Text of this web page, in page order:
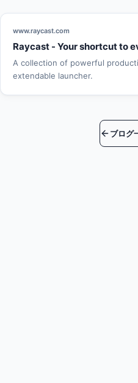
www.raycast.com
Raycast - Your shortcut to
A collection of powerful
extendable launcher.
ブログ